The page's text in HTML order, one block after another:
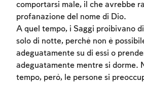
comportarsi male, il che avrebbe
profanazione del nome di Dio.
A quel tempo, i Saggi proibivano
solo di notte, perché non è
adeguatamente su di essi o
adeguatamente mentre si dorme.
tempo, però, le persone si